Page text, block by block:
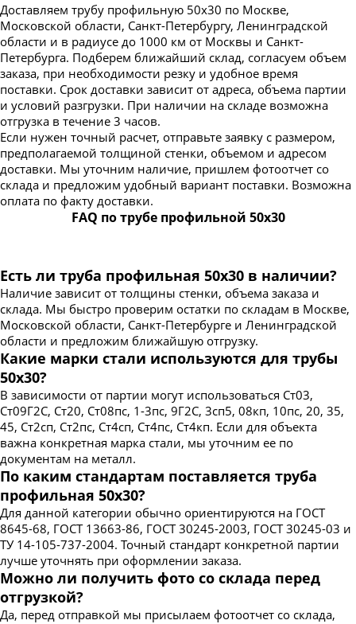
Доставляем трубу профильную 50х30 по Москве,
Московской области, Санкт-Петербургу, Ленинградской
области и в радиусе до 1000 км от Москвы и Санкт-
Петербурга. Подберем ближайший склад, согласуем объем
заказа, при необходимости резку и удобное время
поставки. Срок доставки зависит от адреса, объема партии
и условий разгрузки. При наличии на складе возможна
отгрузка в течение 3 часов.
Если нужен точный расчет, отправьте заявку с размером,
предполагаемой толщиной стенки, объемом и адресом
доставки. Мы уточним наличие, пришлем фотоотчет со
склада и предложим удобный вариант поставки. Возможна
оплата по факту доставки.
FAQ по трубе профильной 50х30
Есть ли труба профильная 50х30 в наличии?
Наличие зависит от толщины стенки, объема заказа и
склада. Мы быстро проверим остатки по складам в Москве,
Московской области, Санкт-Петербурге и Ленинградской
области и предложим ближайшую отгрузку.
Какие марки стали используются для трубы
50х30?
В зависимости от партии могут использоваться Ст03,
Ст09Г2С, Ст20, Ст08пс, 1-3пс, 9Г2С, 3сп5, 08кп, 10пс, 20, 35,
45, Ст2сп, Ст2пс, Ст4сп, Ст4пс, Ст4кп. Если для объекта
важна конкретная марка стали, мы уточним ее по
документам на металл.
По каким стандартам поставляется труба
профильная 50х30?
Для данной категории обычно ориентируются на ГОСТ
8645-68, ГОСТ 13663-86, ГОСТ 30245-2003, ГОСТ 30245-03 и
ТУ 14-105-737-2004. Точный стандарт конкретной партии
лучше уточнять при оформлении заказа.
Можно ли получить фото со склада перед
отгрузкой?
Да, перед отправкой мы присылаем фотоотчет со склада,